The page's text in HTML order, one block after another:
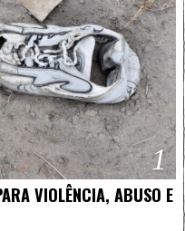
1
VIOLÊNCIA, ABUSO E